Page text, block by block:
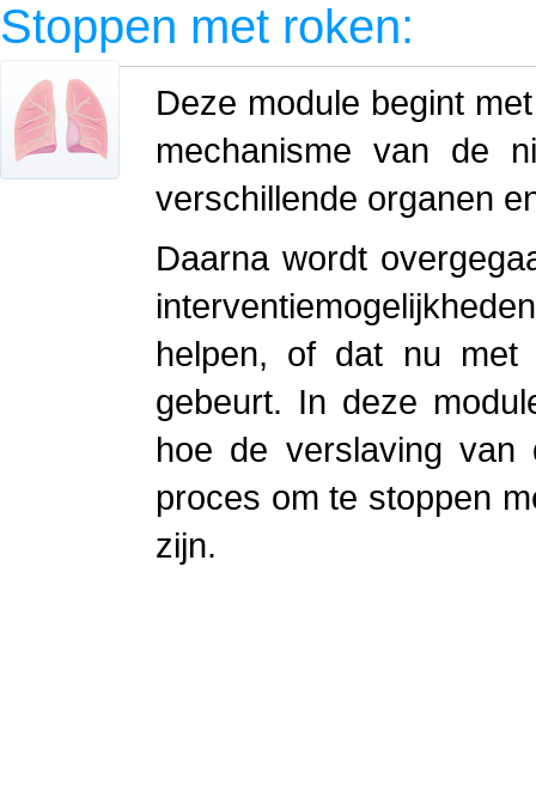
Stoppen met roken:
Deze module begint
mechanisme van de
verschillende organen
Daarna wordt
helpen, of dat nu met
gebeurt. In deze
hoe de verslaving
proces om te stoppen
zijn.